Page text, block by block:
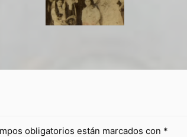
obligatorios están marcados con *